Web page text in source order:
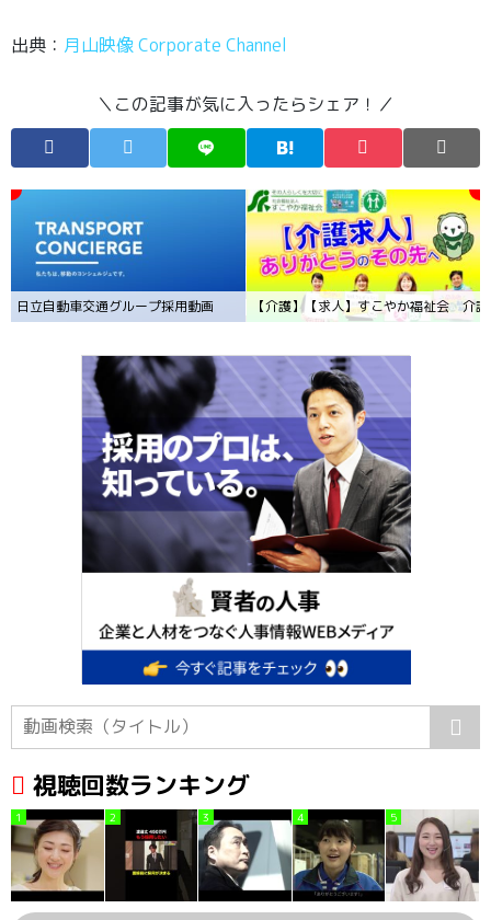
出典： 月山映像 Corporate Channel
＼この記事が気に入ったらシェア！／
【介護】【求人】すこやか福祉会 介
日立自動車交通グループ採用動画
視聴回数ランキング
1 2 3 4 5